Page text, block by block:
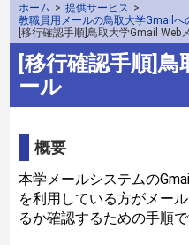
ホーム > 提供サービス >
教職員用メールの鳥取大学Gmailへ
[移行確認手順]鳥取大学Gmail Web
[移行確認手順]鳥
ール
概要
本学メールシステムの
を利用している方がメー
るか確認するための手順で